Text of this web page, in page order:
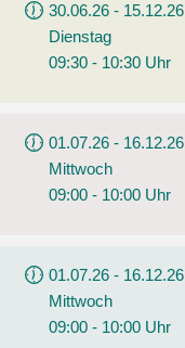
30.06.26 - 15.12.26
Dienstag
09:30 - 10:30 Uhr
01.07.26 - 16.12.26
Mittwoch
09:00 - 10:00 Uhr
01.07.26 - 16.12.26
Mittwoch
09:00 - 10:00 Uhr